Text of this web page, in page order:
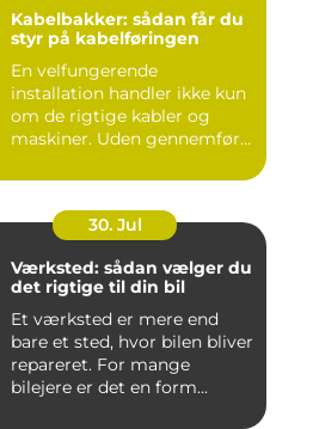
Kabelbakker: sådan får du
styr på kabelføringen
En velfungerende
installation handler ikke kun
om de rigtige kabler og
maskiner. Uden gennemført
30. Jul
Værksted: sådan vælger du
det rigtige til din bil
Et værksted er mere end
bare et sted, hvor bilen bliver
repareret. For mange
bilejere er det en form...